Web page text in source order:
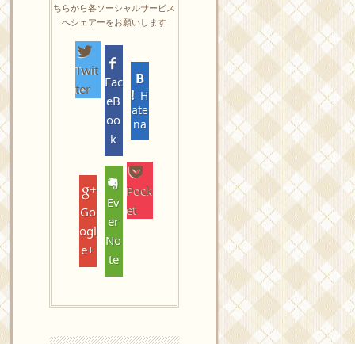
ちらから各ソーシャルサービス
へシェアーをお願いします
Twit
ter
Fac
eB
oo
k
H
ate
na
Go
ogl
e+
Ev
er
No
te
Pock
et